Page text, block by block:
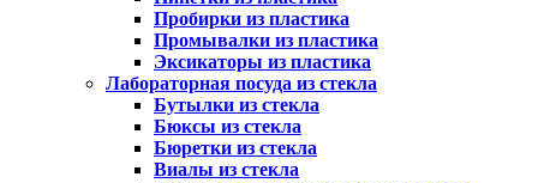
Пробирки из пластика
Промывалки из пластика
Эксикаторы из пластика
Лабораторная посуда из стекла
Бутылки из стекла
Бюксы из стекла
Бюретки из стекла
Виалы из стекла